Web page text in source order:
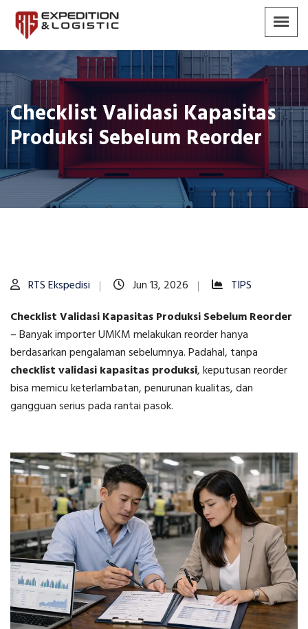
Checklist Validasi Kapasitas
Produksi Sebelum Reorder
RTS Ekspedisi Jun 13, 2026
TIPS
Checklist Validasi Kapasitas Produksi Sebelum Reorder
–Banyak importer UMKM melakukan reorder hanya
berdasarkan pengalaman sebelumnya. Padahal, tanpa
checklist validasi kapasitas produksi, keputusan reorder
bisa memicu keterlambatan, penurunan kualitas, dan
gangguan serius pada rantai pasok.